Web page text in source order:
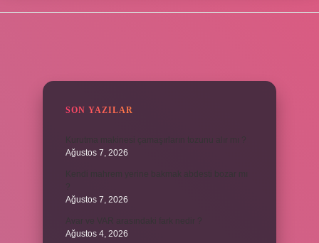
SON YAZILAR
Kurutma makinesi çamaşırların tozunu alır mı ?
Ağustos 7, 2026
Kendi mahrem yerine bakmak abdesti bozar mı
Ağustos 7, 2026
Avar ve VAR arasındaki fark nedir ?
Ağustos 4, 2026